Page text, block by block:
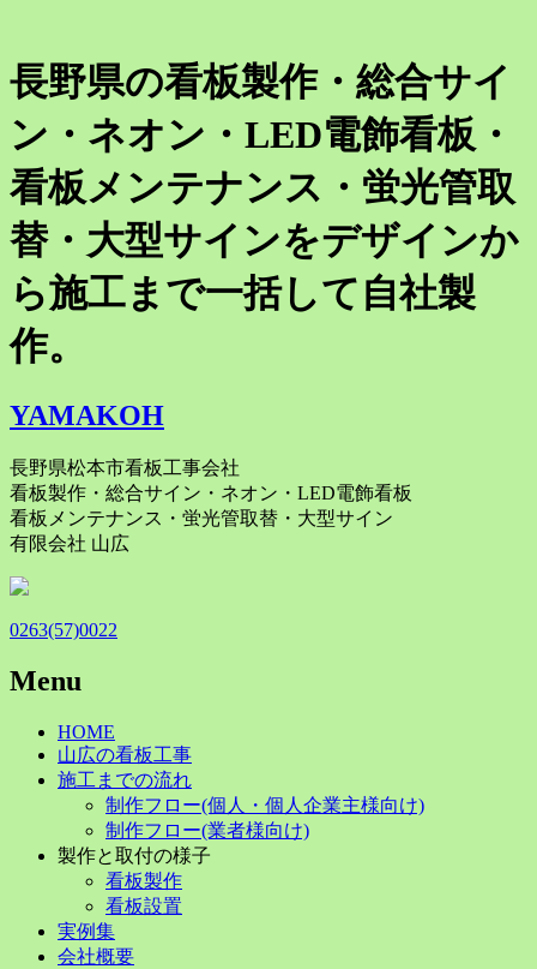
長野県の看板製作・総合サイ
ン・ネオン・LED電飾看板・
看板メンテナンス・蛍光管取
替・大型サインをデザインか
ら施工まで一括して自社製
作。
YAMAKOH
長野県松本市看板工事会社
看板製作・総合サイン・ネオン・LED電飾看板
看板メンテナンス・蛍光管取替・大型サイン
有限会社 山広
0263(57)0022
Menu
Skip
content
HOME
山広の看板工事
施工までの流れ
制作フロー(個人・個人企業主様向け)
制作フロー(業者様向け)
製作と取付の様子
看板製作
看板設置
実例集
会社概要